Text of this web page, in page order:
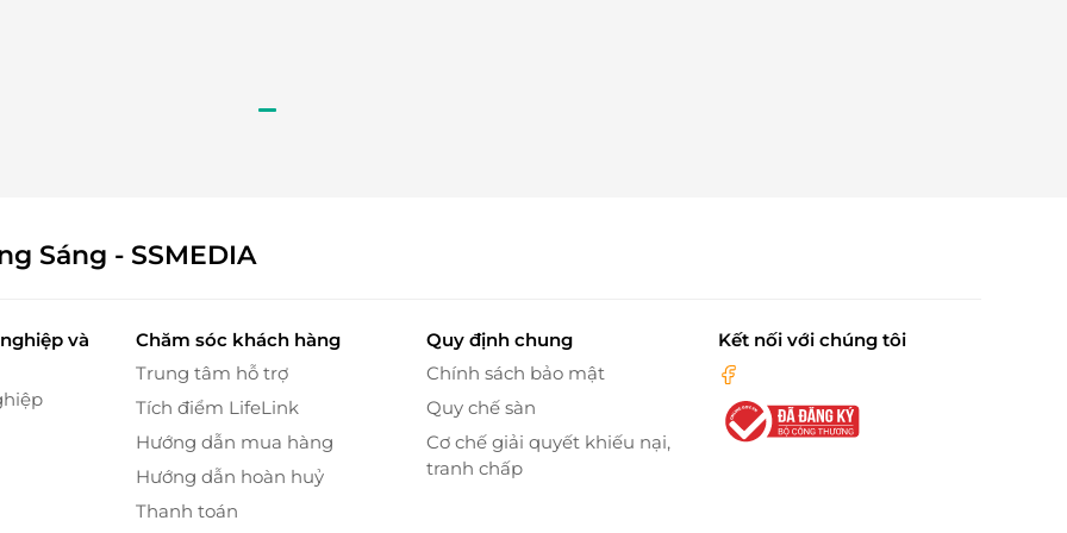
em yêu thích làm đẹp và chăm sóc da. Spa tự
chăm sóc da từ thiên nhiên, mang lại hiệu quả
đến cho bạn trải nghiệm dịch vụ dễ chịu và
Sáng - SSMEDIA
và
Chăm sóc khách hàng
Trung tâm hỗ trợ
Tích điểm LifeLink
Hướng dẫn mua hàng
Hướng dẫn hoàn huỷ
Thanh toán
Quy định chung
Chính sách bảo mật
Quy chế sàn
Cơ chế giải quyết khiếu nại,
tranh chấp
Kết nối với chúng tôi